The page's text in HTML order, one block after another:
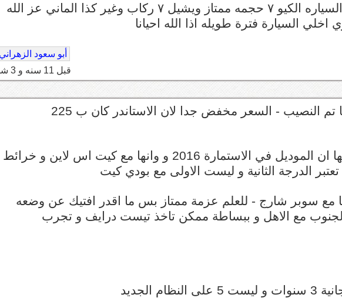
انا استخدامي نظيف ماني دفش ع السياره الكيو ٧ حجمه ممتاز ويشيل ٧ ركاب وغير كذا الماني عز الله
السيارة فترة طويله اذا الله احيانا
أبو سعود
قبل 11 سنه و 3 شهر
النصيب - السعر مخفض جدا لان الاستاندر كان ب 225
استغرب منك ما ذكرت ميزاتها و منها ان الموديل في الاستمارة 2016 و وانها مع كيت اس لاين و خرائط
الدرجة الثانية و ليست الاولى مع بودي كيت
272 حصان تقريبا مع سوبر شارج - للعلم عزمة ممتاز بس ما اقدر افتيك عن وضعه
الجنوب مع الاهل و ببساطة ممكن تاخذ تيست درايف و تجرب
الجديد